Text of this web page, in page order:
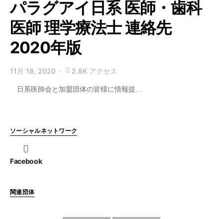
パラグアイ日系 医師・歯科
医師 理学療法士 連絡先
2020年版
11月 18, 2020 2.8K アクセス
日系医師会と加盟団体の皆様に情報提…
ソーシャルネットワーク
Facebook
関連団体